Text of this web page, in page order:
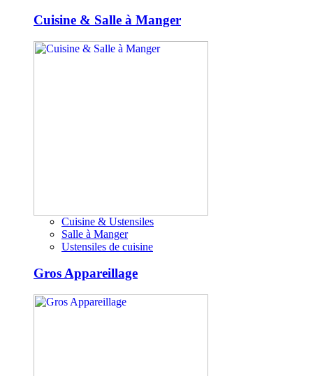
Cuisine & Salle à Manger
Cuisine & Ustensiles
Salle à Manger
Ustensiles de cuisine
Gros Appareillage